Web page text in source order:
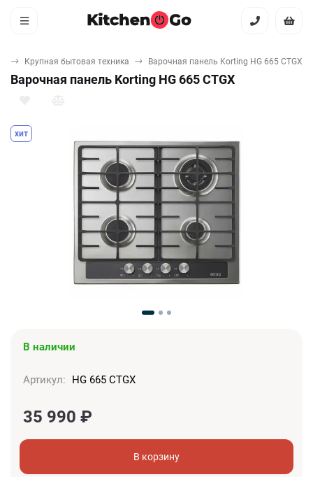
Крупная бытовая техника Варочная панель Korting HG 665 CTGX
Варочная панель Korting HG 665 CTGX
хит
В наличии
Артикул: HG 665 CTGX
35 990 ₽
В корзину